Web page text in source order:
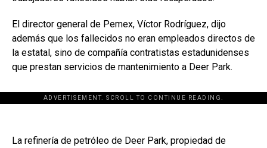
El director general de Pemex, Víctor Rodríguez, dijo
además que los fallecidos no eran empleados directos de
la estatal, sino de compañía contratistas estadunidenses
que prestan servicios de mantenimiento a Deer Park.
ADVERTISEMENT. SCROLL TO CONTINUE READING.
La refinería de petróleo de Deer Park, propiedad de